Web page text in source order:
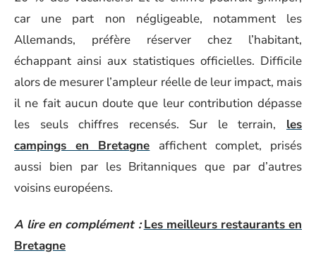
car une part non négligeable, notamment les
Allemands, préfère réserver chez l’habitant,
échappant ainsi aux statistiques officielles. Difficile
alors de mesurer l’ampleur réelle de leur impact, mais
il ne fait aucun doute que leur contribution dépasse
les seuls chiffres recensés. Sur le terrain, les
campings en Bretagne affichent complet, prisés
aussi bien par les Britanniques que par d’autres
voisins européens.
A lire en complément : Les meilleurs restaurants en
Bretagne